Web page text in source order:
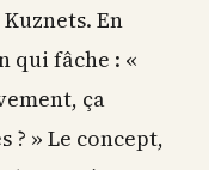
En
qui fâche : «
ça
» Le concept,